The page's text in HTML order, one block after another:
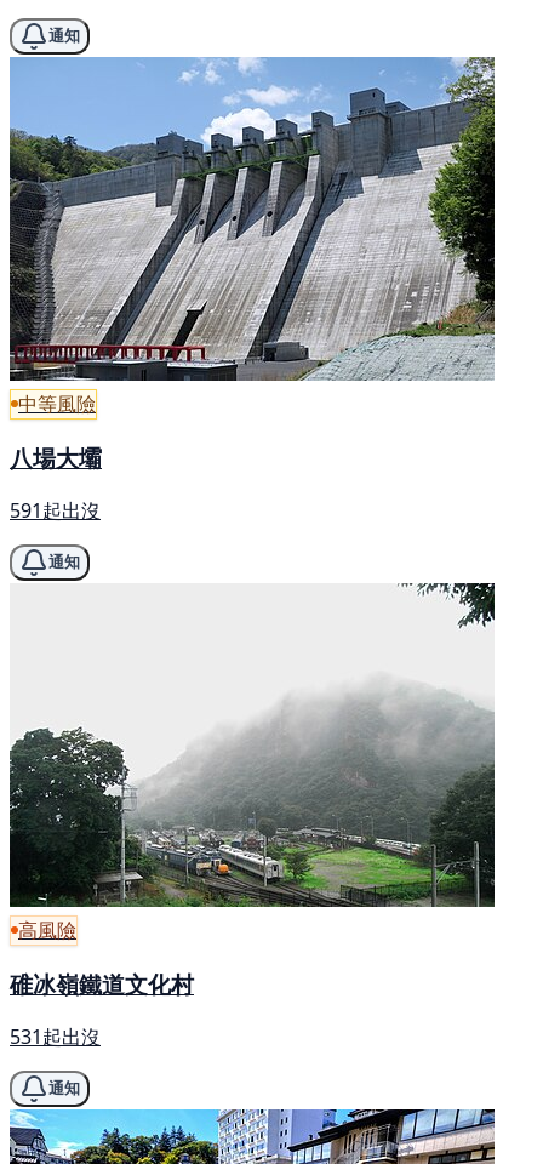
通知
中等風險
八場大壩
591起出沒
通知
高風險
碓冰嶺鐵道文化村
531起出沒
通知